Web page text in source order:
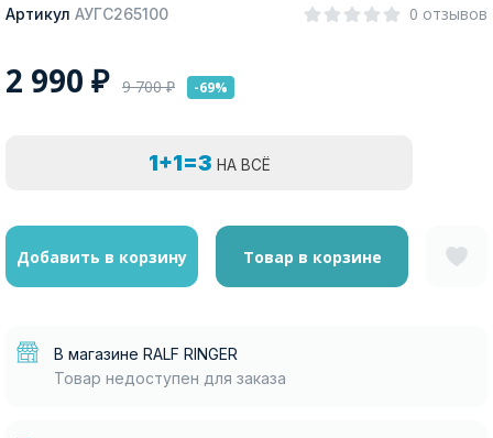
Артикул АУГС265100 0 отзывов
2 990 ₽ 9 700₽ -69%
1+1=3 НА ВСЁ
Добавить в корзину Товар в корзине
В магазине RALF RINGER
Товар недоступен для заказа